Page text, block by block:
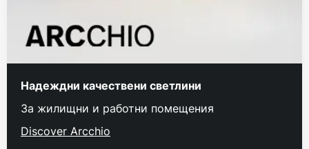
Надеждни качествени светлини
За жилищни и работни помещения
Discover Arcchio